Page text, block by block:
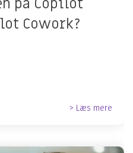
på Copilot
Cowork?
> Læs mere